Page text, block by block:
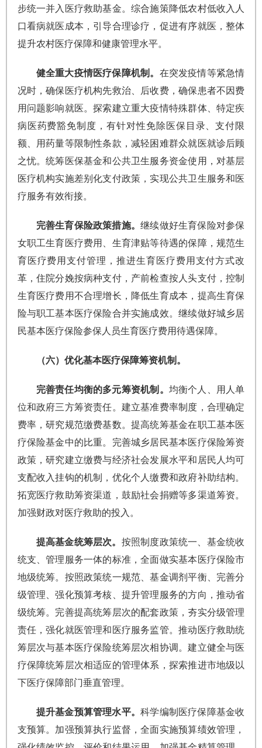
步统一并入医疗救助基金。综合施策降低农村低收入人
口看病就医成本，引导合理诊疗，促进有序就医，整体
提升农村医疗保障和健康管理水平。
健全重大疫情医疗保障机制。 在突发疫情等紧急情
况时，确保医疗机构先救治、后收费，确保患者不因费
用问题影响就医。探索建立重大疫情特殊群体、特定疾
病医药费豁免制度，有针对性免除医保目录、支付限
额、用药量等限制性条款，减轻困难群众就医就诊后顾
之忧。统筹医保基金和公共卫生服务资金使用，对基层
医疗机构实施差别化支付政策，实现公共卫生服务和医
疗服务有效衔接。
完善生育保险政策措施。继续做好生育保险对参保
女职工生育医疗费用、生育津贴等待遇的保障，规范生
育医疗费用支付管理，推进生育医疗费用支付方式改
革，住院分娩按病种支付，产前检查按人头支付，控制
生育医疗费用不合理增长，降低生育成本，提高生育保
险与职工基本医疗保险合并实施成效。继续做好城乡居
民基本医疗保险参保人员生育医疗费用待遇保障。
（六）优化基本医疗保障筹资机制。
完善责任均衡的多元筹资机制。 均衡个人、用人单
位和政府三方筹资责任。建立基准费率制度，合理确定
费率，研究规范缴费基数。提高统筹基金在职工基本医
疗保险基金中的比重。完善城乡居民基本医疗保险筹资
政策，研究建立缴费与经济社会发展水平和居民人均可
支配收入挂钩的机制，优化个人缴费和政府补助结构。
拓宽医疗救助筹资渠道，鼓励社会捐赠等多渠道筹资。
加强财政对医疗救助的投入。
提高基金统筹层次。 按照制度政策统一、基金统收
统支、管理服务一体的标准，全面做实基本医疗保险市
地级统筹。按照政策统一规范、基金调剂平衡、完善分
级管理、强化预算考核、提升管理服务的方向，推动省
级统筹。完善提高统筹层次的配套政策，夯实分级管理
责任，强化就医管理和医疗服务监管。推动医疗救助统
筹层次与基本医疗保险统筹层次相协调。建立健全与医
疗保障统筹层次相适应的管理体系，探索推进市地级以
下医疗保障部门垂直管理。
提升基金预算管理水平。科学编制医疗保障基金收
支预算。加强预算执行监督，全面实施预算绩效管理，